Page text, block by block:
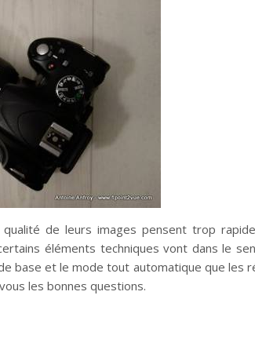
de leurs images pensent trop
éléments techniques vont dans le
base et le mode tout automatique que les
les bonnes questions.